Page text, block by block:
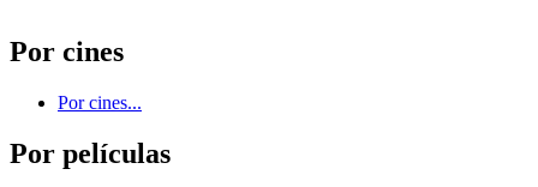
Por cines
Por cines...
Por películas